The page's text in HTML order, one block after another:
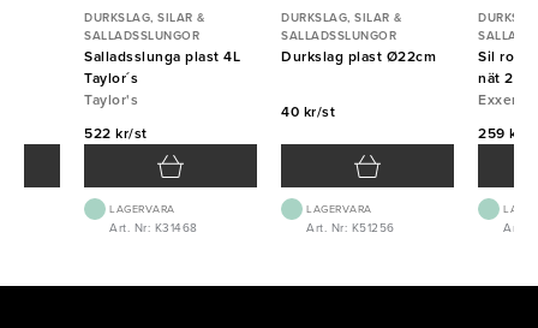
DURKSLAG, SILAR &
SALLADSSLUNGOR
Salladsslunga plast 4L
Taylor´s
Taylor's
522 kr/st
LAGERVARA
Art. Nr: K31468
DURKSLAG, SILAR &
SALLADSSLUNGOR
Durkslag plast Ø22cm
40 kr/st
LAGERVARA
Art. Nr: K51256
Sil
nät
Exxent
259 kr/
Art.